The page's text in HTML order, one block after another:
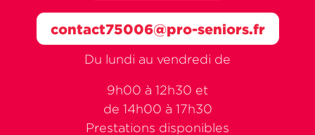
Du lundi au vendredi de
9h00 à 12h30 et
de 14h00 à 17h30
Prestations disponibles
contact75006@pro-seniors.fr